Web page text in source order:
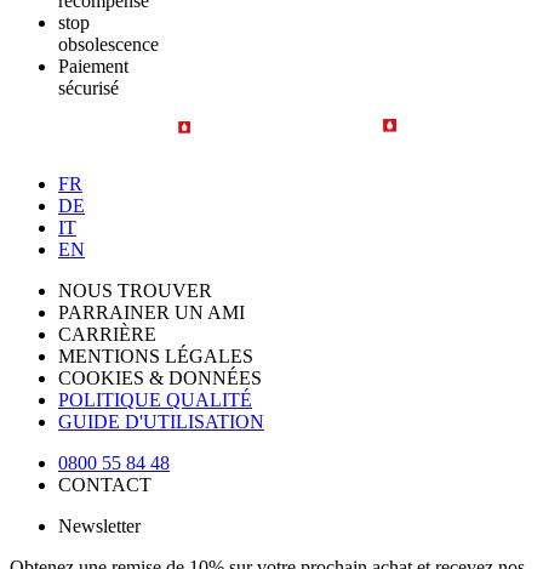
stop
obsolescence
Paiement
sécurisé
FR
DE
IT
EN
NOUS TROUVER
PARRAINER UN AMI
CARRIÈRE
MENTIONS LÉGALES
COOKIES & DONNÉES
POLITIQUE QUALITÉ
GUIDE D'UTILISATION
0800 55 84 48
CONTACT
Newsletter